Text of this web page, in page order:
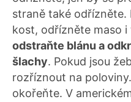
straně také odřízněte.
kost, odřízněte maso i
odstraňte blánu a
šlachy. Pokud jsou
rozříznout na
okořeňte. V